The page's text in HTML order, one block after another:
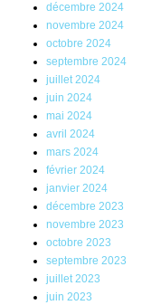
décembre 2024
novembre 2024
octobre 2024
septembre 2024
juillet 2024
juin 2024
mai 2024
avril 2024
mars 2024
février 2024
janvier 2024
décembre 2023
novembre 2023
octobre 2023
septembre 2023
juillet 2023
juin 2023